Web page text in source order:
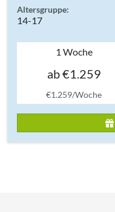
Altersgruppe:
14-17
1 Woche
ab €1.259
€1.259/Woche